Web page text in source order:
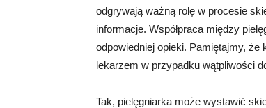
odgrywają ważną rolę w procesie
informacje. Współpraca między
odpowiedniej opieki. Pamiętajmy,
lekarzem w przypadku wątpliwości
Tak, pielęgniarka może wystawić